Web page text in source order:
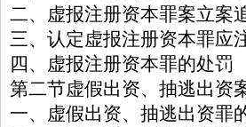
二、虚报注册资本罪案立案
三、认定虚报注册资本罪应
四、虚报注册资本罪的处罚
第二节虚假出资、抽逃出资
一、虚假出资、抽逃出资罪